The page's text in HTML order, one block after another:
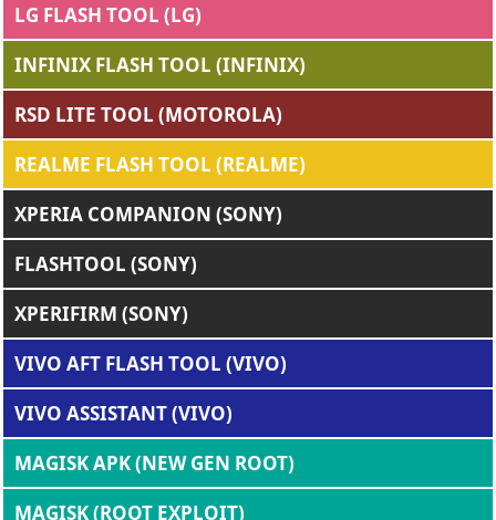
LG FLASH TOOL (LG)
INFINIX FLASH TOOL (INFINIX)
RSD LITE TOOL (MOTOROLA)
REALME FLASH TOOL (REALME)
XPERIA COMPANION (SONY)
FLASHTOOL (SONY)
XPERIFIRM (SONY)
VIVO AFT FLASH TOOL (VIVO)
VIVO ASSISTANT (VIVO)
MAGISK APK (NEW GEN ROOT)
MAGISK (ROOT EXPLOIT)